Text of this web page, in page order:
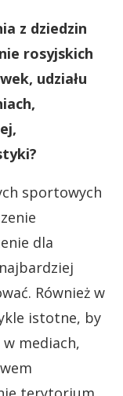
z dziedzin
rosyjskich
udziału
sportowych
dla
Również w
istotne, by
mediach,